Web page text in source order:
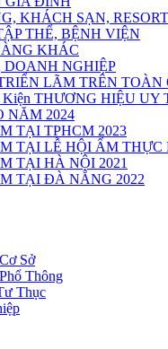
KHÁCH SẠN, RESORT
THỂ, BỆNH VIỆN
KHÁC
DOANH NGHIỆP
LÃM TRÊN TOÀN
THƯƠNG HIỆU UY
NĂM 2024
TẠI TPHCM 2023
TẠI LỄ HỘI ẨM THỰC
TẠI HÀ NỘI 2021
TẠI ĐÀ NẴNG 2022
Sở
Thông
Thục